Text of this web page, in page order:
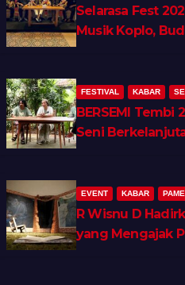
Selarasa Fest
Musik Koplo,
FESTIVAL KABAR
BERSEMI Tembi
Seni
EVENT KABAR
R Wisnu D
yang Mengajak